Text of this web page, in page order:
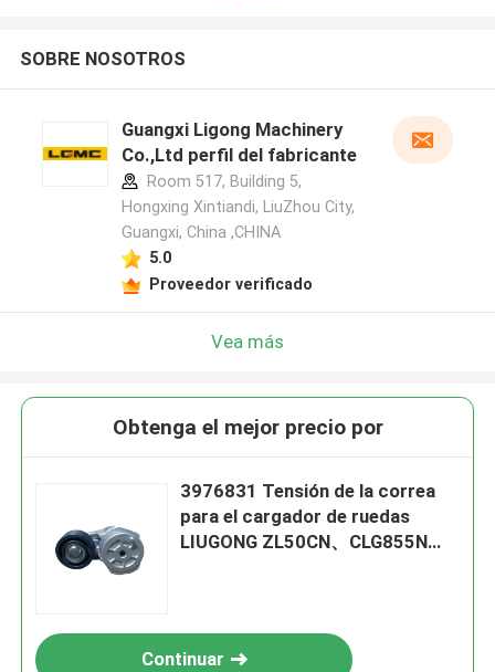
SOBRE NOSOTROS
Guangxi Ligong Machinery
Co.,Ltd perfil del fabricante
Room 517, Building 5,
Hongxing Xintiandi, LiuZhou City,
Guangxi, China ,CHINA
5.0
Proveedor verificado
Vea más
Obtenga el mejor precio por
3976831 Tensión de la correa
para el cargador de ruedas
LIUGONG ZL50CN、CLG855N、
Continuar